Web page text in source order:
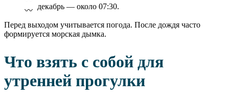
декабрь — около 07:30.
Перед выходом учитывается погода. После дождя часто
формируется морская дымка.
Что взять с собой для
утренней прогулки